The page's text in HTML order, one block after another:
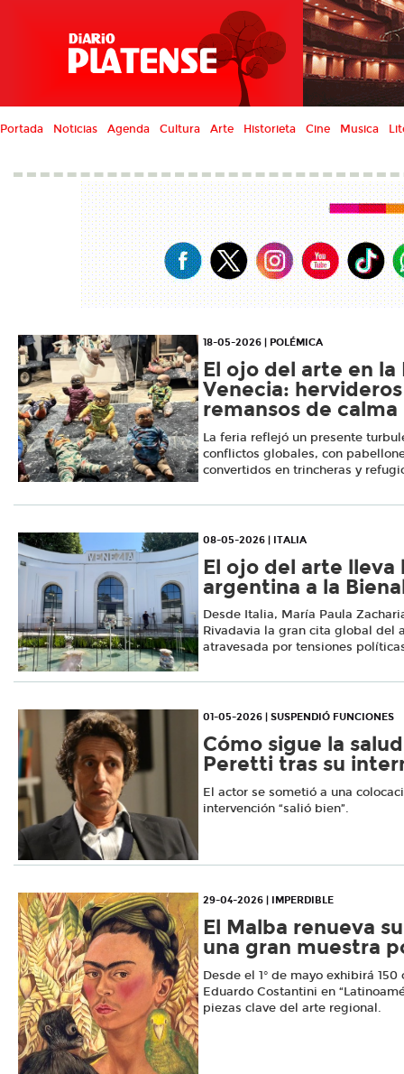
Portada Noticias Agenda Cultura Arte Historieta Cine Musica
18-05-2026 | POLÉMICA
El ojo del arte en la
Venecia:
remansos de calma
La feria reflejó un presente
conflictos globales, con
convertidos en trincheras y
08-05-2026 | ITALIA
El ojo del arte lleva
argentina a la
Desde Italia, María Paula
Rivadavia la gran cita global del
atravesada por tensiones
01-05-2026 | SUSPENDIÓ FUNCIONES
Cómo sigue la
Peretti tras su
El actor se sometió a una
intervención “salió bien”.
29-04-2026 | IMPERDIBLE
El Malba renueva
una gran muestra
Desde el 1° de mayo exhibirá
Eduardo Costantini en
piezas clave del arte regional.